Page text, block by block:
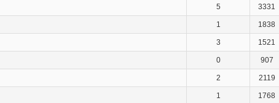
5 3331
1 1838
3 1521
0 907
2 2119
1 1768